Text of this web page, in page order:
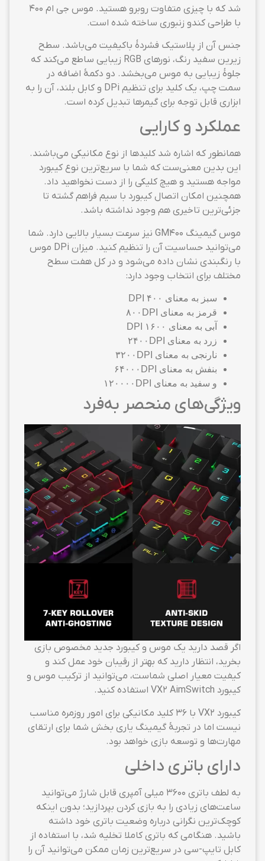
شد که با چیزی متفاوت روبرو هستید. موس جی ام ۴۰۰
با طراحی کندو زنبوری ساخته شده است.
جنس آن از پلاستیک فشردهٔ باکیفیت می‌باشد. سطح
زیرین سفید رنگ، نورهای RGB‌ زیبایی ساطع می‌کند که
جلوهٔ زیبایی به موس می‌بخشد. دو دکمهٔ اضافه در
سمت چپ، یک کلید برای تنظیم DPi و کابل بلند، آن را به
ابزاری قابل توجه برای گیمرها تبدیل کرده است.
عملکرد و کارایی
همانطور که اشاره شد کلیدها از نوع مکانیکی می‌باشند.
این بدین معنی‌ست که شما با سریع‌ترین نوع کیبورد
مواجه هستید و هیچ کلیکی را از دست نخواهید داد.
همچنین امکان اتصال کیبورد با سیم فراهم گشته تا
جزئی‌ترین تاخیری هم وجود نداشته باشد.
موس گیمینگ GM400 نیز سرعت بسیار بالایی دارد. شما
می‌توانید حساسیت آن را تنظیم کنید. میزان DPi موس
با رنگبندی نشان داده می‌شود و در کل هفت سطح
مختلف برای انتخاب وجود دارد:
سبز به معنای ۴۰۰ DPI
قرمز به معنای ۸۰۰DPI
آبی به معنای ۱۶۰۰ DPI
زرد به معنای ۲۴۰۰DPI
نارنجی به معنای ۳۲۰۰DPI
بنفش به معنای ۶۴۰۰۰DPI
و سفید به معنای ۱۲۰۰۰۰DPI
ویژگی‌های منحصر به‌فرد
اگر قصد دارید یک موس و کیبورد جدید مخصوص بازی
بخرید، انتظار دارید که بهتر از رقیبان خود عمل کند و
کیفیت معیار اصلی شماست، می‌توانید از ترکیب موس و
کیبورد VX2 AimSwitch استفاده کنید.
کیبورد VX2 با ۳۶ کلید مکانیکی برای امور روزمره مناسب
نیست اما در تجربهٔ گیمینگ یاری بخش شما برای ارتقای
مهارت‌ها و توسعه بازی خواهد بود.
دارای باتری داخلی
به لطف باتری ۳۶۰۰ میلی آمپری قابل شارژ می‌توانید
ساعت‌های زیادی را به بازی کردن بپردازید؛ بدون اینکه
کوچک‌ترین نگرانی درباره وضعیت باتری خود داشته
باشید. هنگامی که باتری کاملا تخلیه شد، با استفاده از
کابل تایپ-سی در سریع‌ترین زمان ممکن می‌توانید آن را